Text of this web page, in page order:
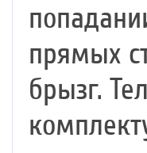
прямых
брызг.